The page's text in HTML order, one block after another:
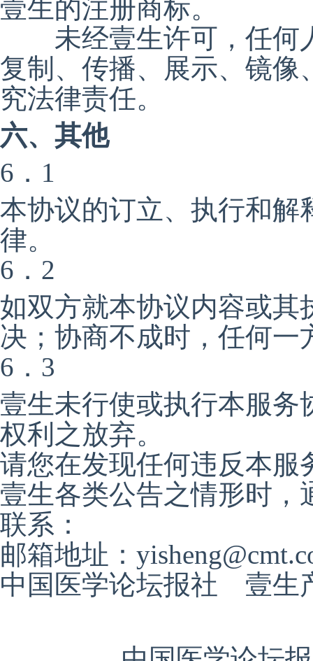
壹生的注册商标。
未经壹生许可，任何
复制、传播、展示、镜像
究法律责任。
六、其他
6．1
本协议的订立、执行和解
律。
6．2
如双方就本协议内容或其
决；协商不成时，任何
6．3
壹生未行使或执行本服务
权利之放弃。
请您在发现任何违反本服
壹生各类公告之情形时，
联系：
邮箱地址：
中国医学论坛报社 壹生